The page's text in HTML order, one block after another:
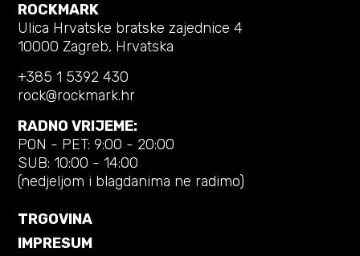
ROCKMARK
Ulica Hrvatske bratske zajednice 4
10000 Zagreb, Hrvatska
+385 1 5392 430
rock@rockmark.hr
RADNO VRIJEME:
PON - PET: 9:00 - 20:00
SUB: 10:00 - 14:00
(nedjeljom i blagdanima ne radimo)
TRGOVINA
IMPRESUM